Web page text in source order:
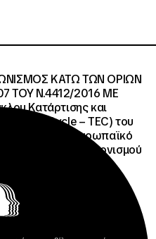
ΚΑΤΩ ΤΩΝ ΟΡΙΩΝ
ΤΟΥ Ν.4412/2016 ΜΕ
Κατάρτισης και
Cycle – TEC) του
Corps (Ευρωπαϊκό
Μονάδας Συντονισμού
Τομέας Νεολαία &
Αλληλεγγύης ΜΕ
μη
ΦΠΑ 61.935,48€
€.